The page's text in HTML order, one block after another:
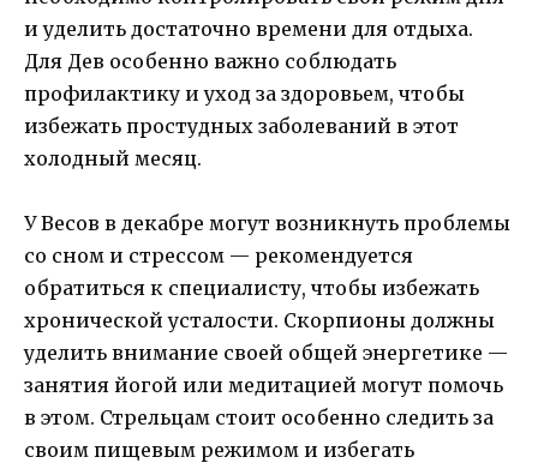
и уделить достаточно времени для отдыха.
Для Дев особенно важно соблюдать
профилактику и уход за здоровьем, чтобы
избежать простудных заболеваний в этот
холодный месяц.
У Весов в декабре могут возникнуть проблемы
со сном и стрессом — рекомендуется
обратиться к специалисту, чтобы избежать
хронической усталости. Скорпионы должны
уделить внимание своей общей энергетике —
занятия йогой или медитацией могут помочь
в этом. Стрельцам стоит особенно следить за
своим пищевым режимом и избегать